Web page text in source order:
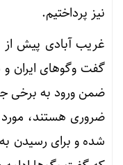
نیز پرداختیم.
غریب آبادی پیش از
گفت وگوهای ایران
ضمن ورود به برخی
ضروری هستند،
شده و برای رسیدن